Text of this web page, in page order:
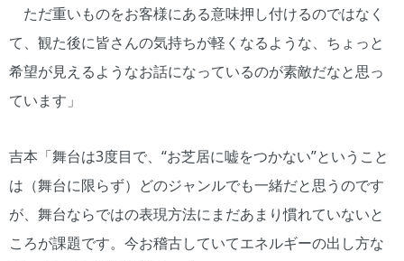
ただ重いものをお客様にある意味押し付けるのではなく
て、観た後に皆さんの気持ちが軽くなるような、ちょっと
希望が見えるようなお話になっているのが素敵だなと思っ
ています」
吉本「舞台は3度目で、“お芝居に嘘をつかない”ということ
は（舞台に限らず）どのジャンルでも一緒だと思うのです
が、舞台ならではの表現方法にまだあまり慣れていないと
ころが課題です。今お稽古していてエネルギーの出し方な